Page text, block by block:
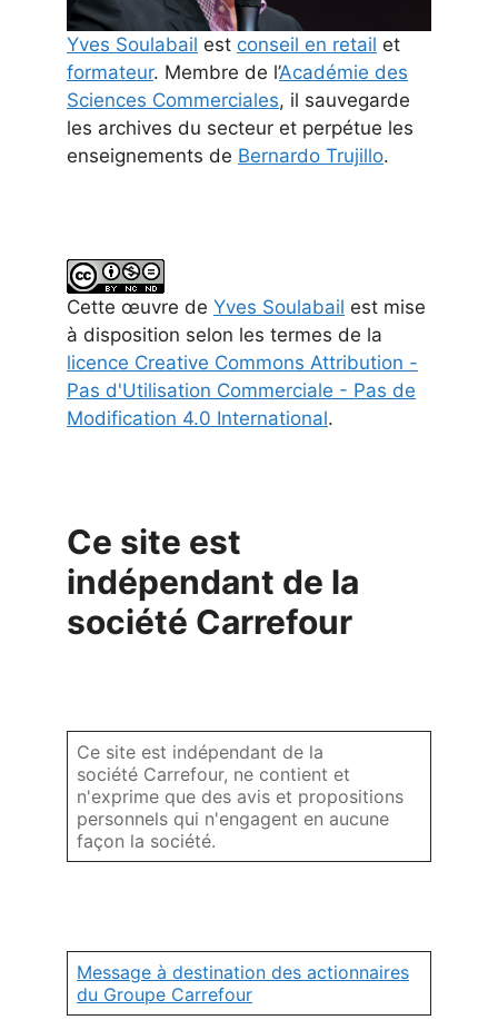
Yves Soulabail est conseil en retail et
formateur. Membre de l’Académie des
Sciences Commerciales, il sauvegarde
les archives du secteur et perpétue les
enseignements de Bernardo Trujillo.
Cette œuvre de Yves Soulabail est mise
à disposition selon les termes de la
licence Creative Commons Attribution -
Pas d'Utilisation Commerciale - Pas de
Modification 4.0 International.
Ce site est
indépendant de la
société Carrefour
Ce site est indépendant de la
société Carrefour, ne contient et
n'exprime que des avis et propositions
personnels qui n'engagent en aucune
façon la société.
Message à destination des actionnaires
du Groupe Carrefour